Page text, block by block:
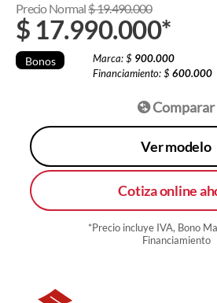
Precio Normal$19.490.000
$ 17.990.000*
Bonos Marca: $ 900.000
Financiamiento: $ 600.000
Comparar
Ver modelo
Cotiza online
*Precio incluye IVA, Bono
Financiamiento